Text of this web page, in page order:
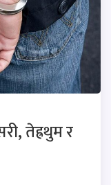
तेह्रथुम र